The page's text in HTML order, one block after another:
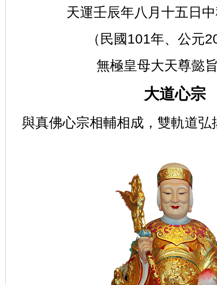
天運壬辰年八月十五日
（民國101年、公元
無極皇母大天尊懿
大道心宗
與真佛心宗相輔相成，雙軌道